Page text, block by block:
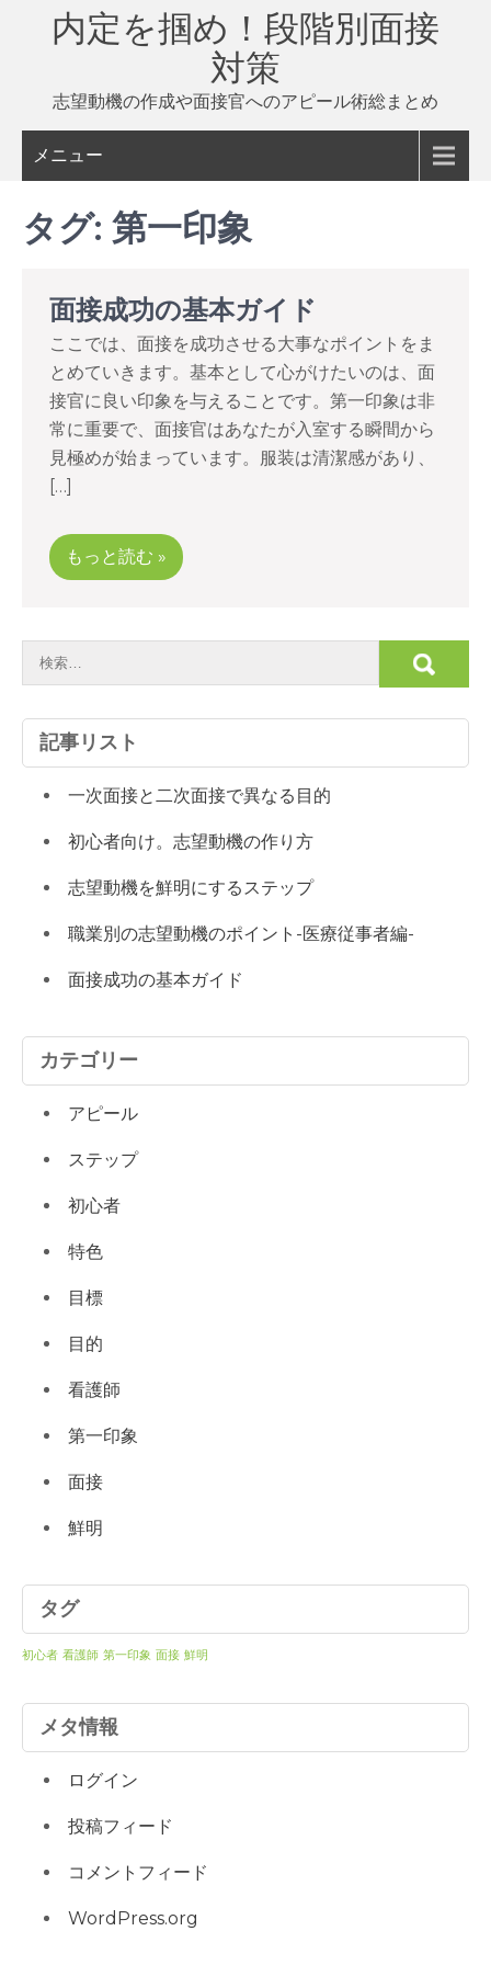
内定を掴め！段階別面接
対策
志望動機の作成や面接官へのアピール術総まとめ
メニュー
タグ: 第一印象
面接成功の基本ガイド
ここでは、面接を成功させる大事なポイントをま
とめていきます。基本として心がけたいのは、面
接官に良い印象を与えることです。第一印象は非
常に重要で、面接官はあなたが入室する瞬間から
見極めが始まっています。服装は清潔感があり、
[…]
もっと読む »
記事リスト
一次面接と二次面接で異なる目的
初心者向け。志望動機の作り方
志望動機を鮮明にするステップ
職業別の志望動機のポイント-医療従事者編-
面接成功の基本ガイド
カテゴリー
アピール
ステップ
初心者
特色
目標
目的
看護師
第一印象
面接
鮮明
タグ
初心者 看護師 第一印象 面接 鮮明
メタ情報
ログイン
投稿フィード
コメントフィード
WordPress.org